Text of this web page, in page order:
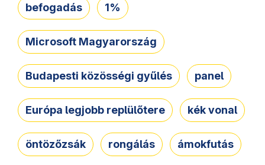
befogadás 1%
Microsoft Magyarország
Budapesti közösségi gyűlés panel
Európa legjobb replülőtere kék vonal
öntözőzsák rongálás ámokfutás